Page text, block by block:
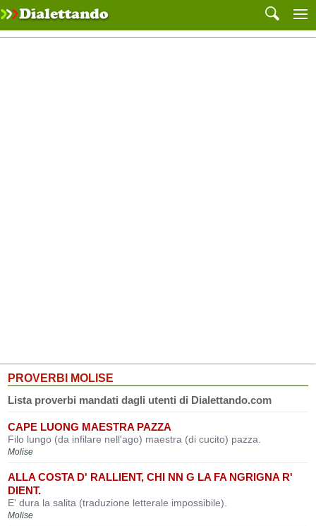
PROVERBI MOLISE
Lista proverbi mandati dagli utenti di Dialettando.com
CAPE LUONG MAESTRA PAZZA
Filo lungo (da infilare nell'ago) maestra (di cucito) pazza.
Molise
ALLA COSTA D' RALLIENT, CHI NN G LA FA NGRIGNA R'
DIENT.
E' dura la salita (traduzione letterale impossibile).
Molise